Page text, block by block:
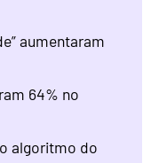
aumentaram
64% no
algoritmo do